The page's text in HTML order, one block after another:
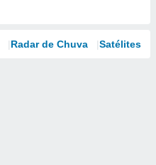
Radar de Chuva Satélites